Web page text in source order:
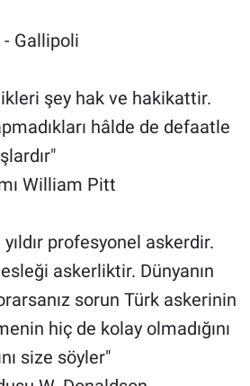
Gallipoli
şey hak ve hakikattir.
hâlde de defaatle
William Pitt
profesyonel askerdir.
askerliktir. Dünyanın
sorun Türk askerinin
hiç de kolay olmadığını
size söyler"